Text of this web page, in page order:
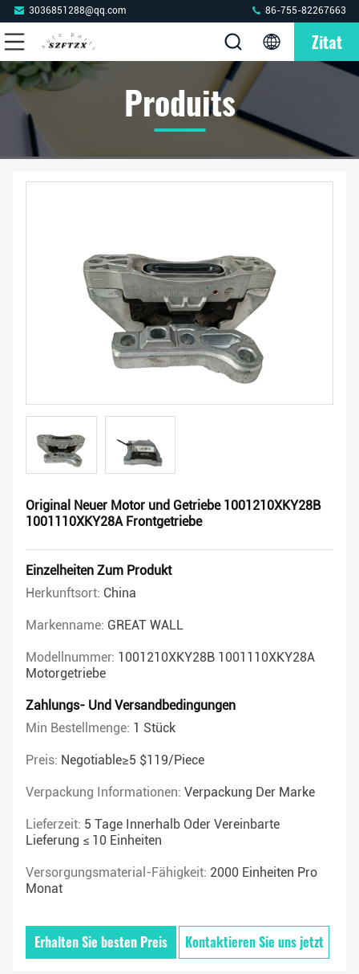
3036851288@qq.com 86-755-82267663
Zitat
Produits
Original Neuer Motor und Getriebe 1001210XKY28B
1001110XKY28A Frontgetriebe
Einzelheiten Zum Produkt
Herkunftsort: China
Markenname: GREAT WALL
Modellnummer: 1001210XKY28B 1001110XKY28A
Motorgetriebe
Zahlungs- Und Versandbedingungen
Min Bestellmenge: 1 Stück
Preis: Negotiable≥5 $119/piece
Verpackung Informationen: Verpackung Der Marke
Lieferzeit: 5 Tage Innerhalb Oder Vereinbarte
Lieferung ≤ 10 Einheiten
Versorgungsmaterial-Fähigkeit: 2000 Einheiten Pro
Monat
Erhalten Sie besten Preis Kontaktieren Sie uns jetzt